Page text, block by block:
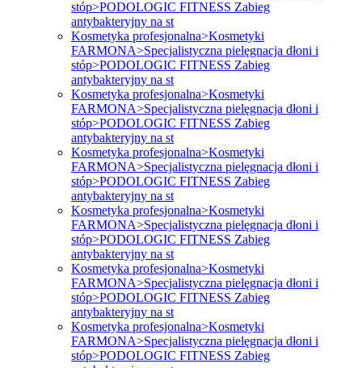
stóp>PODOLOGIC FITNESS Zabieg
antybakteryjny na st
Kosmetyka profesjonalna>Kosmetyki
FARMONA>Specjalistyczna pielęgnacja dłoni i
stóp>PODOLOGIC FITNESS Zabieg
antybakteryjny na st
Kosmetyka profesjonalna>Kosmetyki
FARMONA>Specjalistyczna pielęgnacja dłoni i
stóp>PODOLOGIC FITNESS Zabieg
antybakteryjny na st
Kosmetyka profesjonalna>Kosmetyki
FARMONA>Specjalistyczna pielęgnacja dłoni i
stóp>PODOLOGIC FITNESS Zabieg
antybakteryjny na st
Kosmetyka profesjonalna>Kosmetyki
FARMONA>Specjalistyczna pielęgnacja dłoni i
stóp>PODOLOGIC FITNESS Zabieg
antybakteryjny na st
Kosmetyka profesjonalna>Kosmetyki
FARMONA>Specjalistyczna pielęgnacja dłoni i
stóp>PODOLOGIC FITNESS Zabieg
antybakteryjny na st
Kosmetyka profesjonalna>Kosmetyki
FARMONA>Specjalistyczna pielęgnacja dłoni i
stóp>PODOLOGIC FITNESS Zabieg